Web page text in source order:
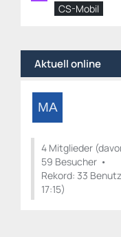
CS-Mobil
Aktuell online
4 Mitglieder
59 Besucher
Rekord: 33
17:15)